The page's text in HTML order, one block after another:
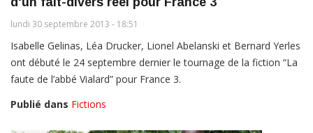
lundi 30 septembre 2013 - 18:51
Isabelle Gelinas, Léa Drucker, Lionel Abelanski et Bernard Yerles
ont débuté le 24 septembre dernier le tournage de la fiction “La
faute de l’abbé Vialard” pour France 3.
Publié dans Fictions